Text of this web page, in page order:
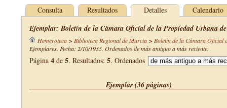
Consulta Resultados Detalles Calendario
Ejemplar: Boletín de la Cámara Oficial de la Propiedad Urbana
Hemeroteca> Biblioteca Regional de Murcia> Boletín de la Cámara
Ejemplares. Fecha: 2/10/1935. Ordenados de más antiguo a más reciente.
Página 4 de 5. Resultados: 5. Ordenados
Ejemplar (36 páginas)